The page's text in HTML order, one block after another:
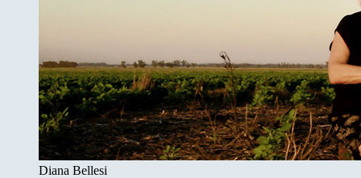
Diana Bellesi